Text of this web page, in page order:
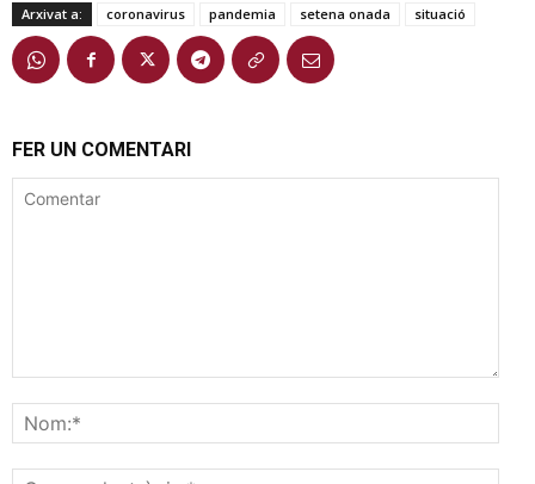
Arxivat a: coronavirus pandemia setena onada situació
FER UN COMENTARI